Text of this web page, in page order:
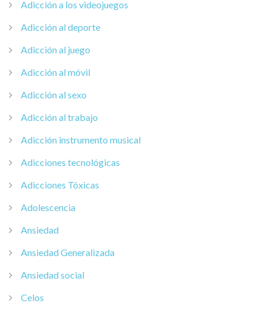
Adicción a los videojuegos
Adicción al deporte
Adicción al juego
Adicción al móvil
Adicción al sexo
Adicción al trabajo
Adicción instrumento musical
Adicciones tecnológicas
Adicciones Tóxicas
Adolescencia
Ansiedad
Ansiedad Generalizada
Ansiedad social
Celos